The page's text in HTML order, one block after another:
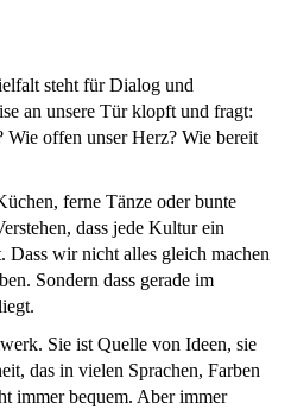
steht für Dialog und
an unsere Tür klopft und fragt:
Wie offen unser Herz? Wie bereit
ferne Tänze oder bunte
dass jede Kultur ein
Dass wir nicht alles gleich machen
Sondern dass gerade im
Sie ist Quelle von Ideen, sie
das in vielen Sprachen, Farben
immer bequem. Aber immer